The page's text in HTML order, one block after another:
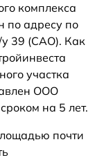
комплекса
по адресу по
у 39 (САО). Как
участка
ООО
на 5 лет.
почти